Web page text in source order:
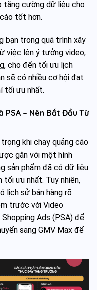
tăng cường dữ liệu cho
tốt hơn.
bạn trong quá trình xây
việc lên ý tưởng video,
cho đến tối ưu lịch
sẽ có nhiều cơ hội đạt
tối ưu nhất.
PSA – Nên Bắt Đầu Từ
khi chạy quảng cáo
gắn với một hình
sản phẩm đã có dữ liệu
tối ưu nhất. Tuy nhiên,
lịch sử bán hàng rõ
trước với Video
Ads (PSA) để
sang GMV Max để